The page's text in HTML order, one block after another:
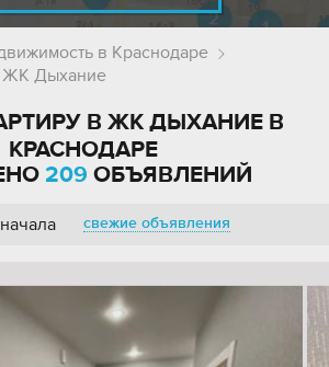
в Краснодаре
ЖК Дыхание
В ЖК ДЫХАНИЕ В
КРАСНОДАРЕ
209 ОБЪЯВЛЕНИЙ
свежие объявления